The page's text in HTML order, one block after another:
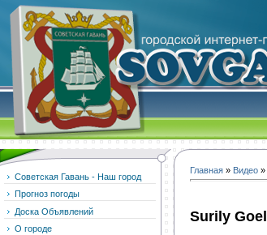
Советская Гавань - Наш город
Прогноз погоды
Доска Объявлений
О городе
Главная » Видео »
Surily Goel